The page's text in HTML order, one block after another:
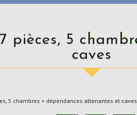
caves
5 chambres + dépendances attenantes et caves